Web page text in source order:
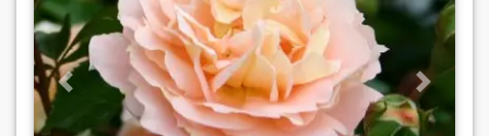
Previous Next